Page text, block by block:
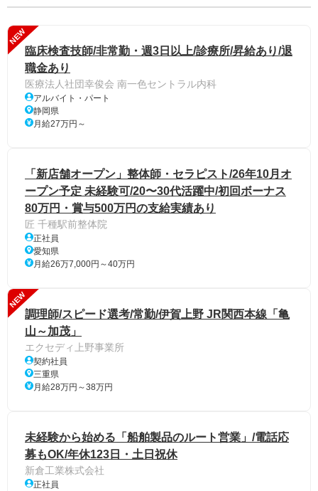
NEW
臨床検査技師/非常勤・週3日以上/診療所/昇給あり/退
職金あり
医療法人社団幸俊会 南一色セントラル内科
アルバイト・パート
静岡県
月給27万円～
「新店舗オープン」整体師・セラピスト/26年10月オ
ープン予定 未経験可/20〜30代活躍中/初回ボーナス
80万円・賞与500万円の支給実績あり
匠 千種駅前整体院
正社員
愛知県
月給26万7,000円～40万円
NEW
調理師/スピード選考/常勤/伊賀上野 JR関西本線「亀
山～加茂」
エクセディ上野事業所
契約社員
三重県
月給28万円～38万円
未経験から始める「船舶製品のルート営業」/電話応
募もOK/年休123日・土日祝休
新倉工業株式会社
正社員